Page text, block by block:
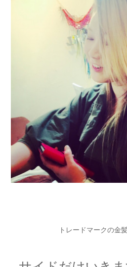
トレードマークの金